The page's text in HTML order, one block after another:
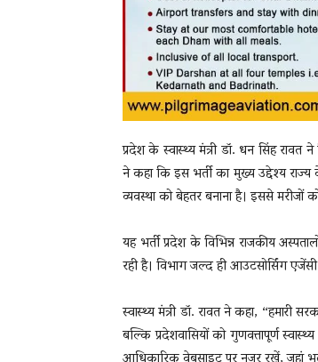
प्रदेश के स्वास्थ्य मंत्री डॉ. धन सिंह रावत
ने कहा कि इस भर्ती का मुख्य उद्देश्य
व्यवस्था को बेहतर बनाना है। इससे
यह भर्ती प्रदेश के विभिन्न राजकीय
रही है। विभाग जल्द ही आउटसोर्सिंग
स्वास्थ्य मंत्री डॉ. रावत ने कहा, “हमारी
बल्कि प्रदेशवासियों को गुणवत्तापूर्ण